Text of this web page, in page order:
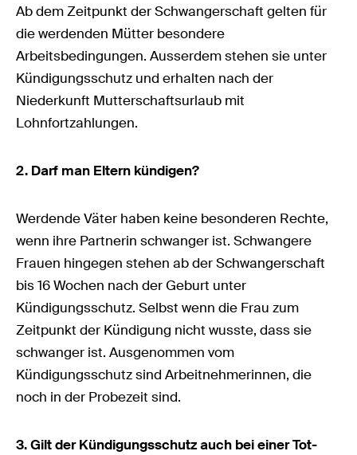
Ab dem Zeitpunkt der Schwangerschaft gelten für
die werdenden Mütter besondere
Arbeitsbedingungen. Ausserdem stehen sie unter
Kündigungsschutz und erhalten nach der
Niederkunft Mutterschaftsurlaub mit
Lohnfortzahlungen.
2. Darf man Eltern kündigen?
Werdende Väter haben keine besonderen Rechte,
wenn ihre Partnerin schwanger ist. Schwangere
Frauen hingegen stehen ab der Schwangerschaft
bis 16 Wochen nach der Geburt unter
Kündigungsschutz. Selbst wenn die Frau zum
Zeitpunkt der Kündigung nicht wusste, dass sie
schwanger ist. Ausgenommen vom
Kündigungsschutz sind Arbeitnehmerinnen, die
noch in der Probezeit sind.
3. Gilt der Kündigungsschutz auch bei einer Tot-